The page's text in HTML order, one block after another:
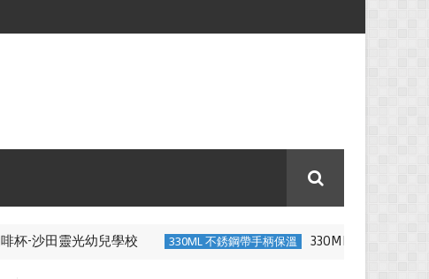
杯-沙田靈光幼兒學校 330ML 不銹鋼帶手柄保溫 330ML 不銹鋼帶手